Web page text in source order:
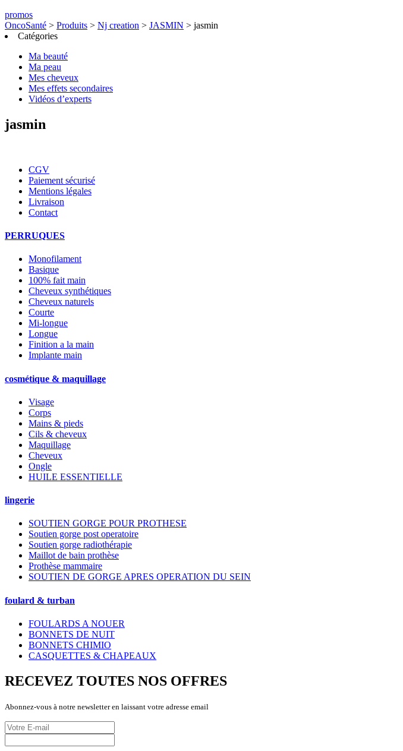
promos
OncoSanté > Produits > Nj creation > JASMIN > jasmin
Catégories
Ma beauté
Ma peau
Mes cheveux
Mes effets secondaires
Vidéos d’experts
jasmin
CGV
Paiement sécurisé
Mentions légales
Livraison
Contact
PERRUQUES
Monofilament
Basique
100% fait main
Cheveux synthétiques
Cheveux naturels
Courte
Mi-longue
Longue
Finition a la main
Implante main
cosmétique & maquillage
Visage
Corps
Mains & pieds
Cils & cheveux
Maquillage
Cheveux
Ongle
HUILE ESSENTIELLE
lingerie
SOUTIEN GORGE POUR PROTHESE
Soutien gorge post operatoire
Soutien gorge radiothérapie
Maillot de bain prothèse
Prothèse mammaire
SOUTIEN DE GORGE APRES OPERATION DU SEIN
foulard & turban
FOULARDS A NOUER
BONNETS DE NUIT
BONNETS CHIMIO
CASQUETTES & CHAPEAUX
RECEVEZ TOUTES NOS OFFRES
Abonnez-vous à notre newsletter en laissant votre adresse email